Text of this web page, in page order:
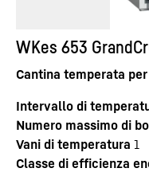
WKes 653
Cantina temperata
Intervallo di
Numero massimo di
Vani di temperatura 1
Classe di efficienza